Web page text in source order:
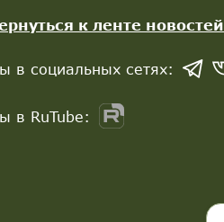
к ленте новостей
в социальных сетях:
в RuTube: